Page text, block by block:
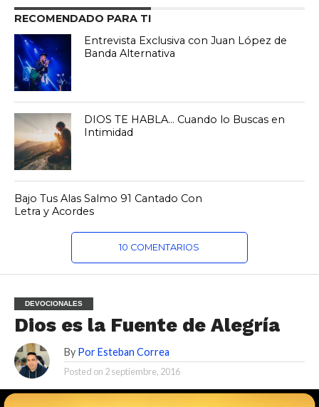
RECOMENDADO PARA TI
Entrevista Exclusiva con Juan López de
Banda Alternativa
DIOS TE HABLA… Cuando lo Buscas en
Intimidad
Bajo Tus Alas Salmo 91 Cantado Con
Letra y Acordes
10 COMENTARIOS
DEVOCIONALES
Dios es la Fuente de Alegría
By Por Esteban Correa
Posted on 2 septiembre, 2016